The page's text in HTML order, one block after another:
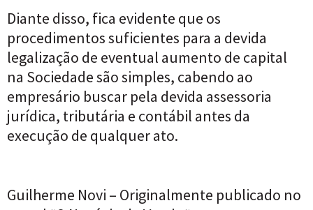
Diante disso, fica evidente que os
procedimentos suficientes para a devida
legalização de eventual aumento de capital
na Sociedade são simples, cabendo ao
empresário buscar pela devida assessoria
jurídica, tributária e contábil antes da
execução de qualquer ato.
Guilherme Novi – Originalmente publicado no